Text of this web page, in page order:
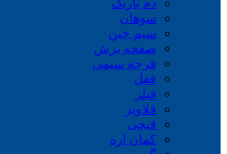
سوهان
سیم چین
صفحه برش
فرچه سیمی
ففل
فیلر
قلاویز
قیچی
کمان اره